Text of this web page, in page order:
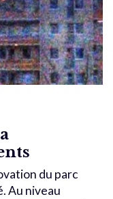
du parc
Au niveau